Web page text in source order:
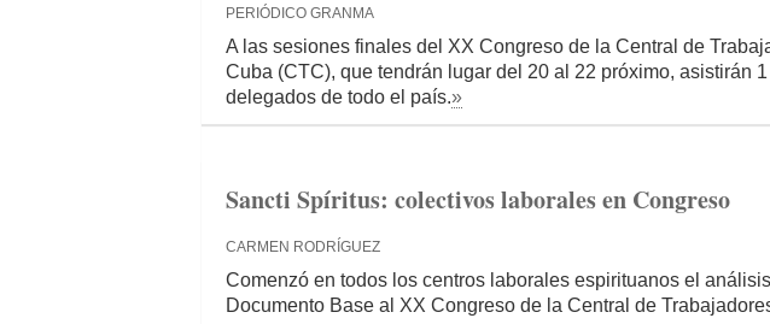
PERIÓDICO GRANMA
A las sesiones finales del XX Congreso de la Central de
Cuba (CTC), que tendrán lugar del 20 al 22 próximo, asistirán
delegados de todo el país.»
Sancti Spíritus: colectivos laborales en Congreso
CARMEN RODRÍGUEZ
Comenzó en todos los centros laborales espirituanos el
Documento Base al XX Congreso de la Central de